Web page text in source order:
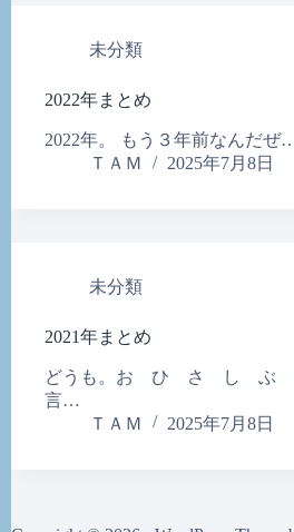
未分類
2022年まとめ
2022年。 もう３年前なんだぜ…
ＴＡＭ
2025年7月8日
未分類
2021年まとめ
どうも。お ひ さ し ぶ
言…
ＴＡＭ
2025年7月8日